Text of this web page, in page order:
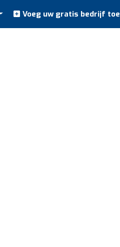
Voeg uw gratis bedrijf toe